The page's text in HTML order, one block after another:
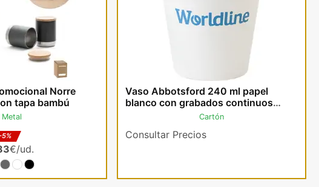
Norre
tapa bambú
Metal
-5%
€/ud.
Vaso Abbotsford 240 ml papel
blanco con grabados continuos
Cartón
Consultar Precios